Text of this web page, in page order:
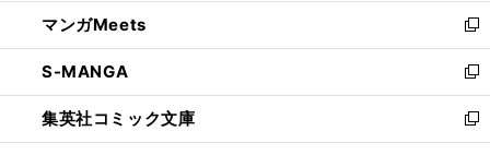
く
で
開
く
ド
ウ
で
開
く
ウ
ィ
ン
ド
ウ
で
開
し
い
ウ
ィ
ン
ド
ウ
マンガMeets
新
し
い
ウ
ィ
ン
S-MANGA
新
し
い
ウ
集英社コミック文庫
新
し